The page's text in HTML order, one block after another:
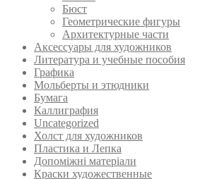
Бюст
Геометрические фигуры
Архитектурные части
Аксессуары для художников
Литература и учебные пособия
Графика
Мольберты и этюдники
Бумага
Каллиграфия
Uncategorized
Холст для художников
Пластика и Лепка
Допоміжні матеріали
Краски художественные